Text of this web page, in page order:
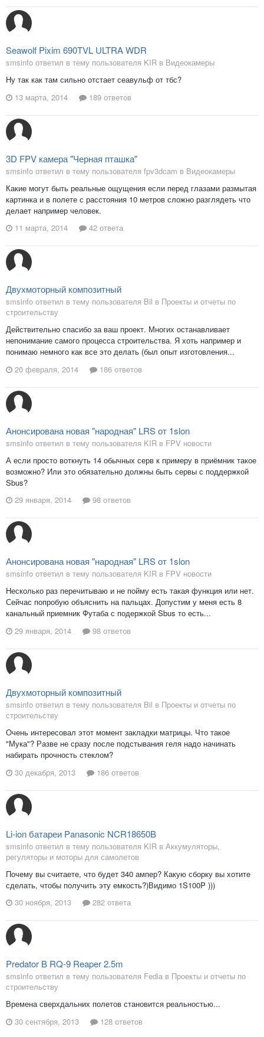
Seawolf Pixim 690TVL ULTRA WDR
smsinfo ответил в тему пользователя KIR в Видеокамеры
Ну так как там сильно отстает сеавульф от тбс?
13 марта, 2014
189 ответов
3D FPV камера "Черная пташка"
smsinfo ответил в тему пользователя fpv3dcam в Видеокамеры
Какие могут быть реальные ощущения если перед глазами размытая
картинка и в полете с расстояния 10 метров сложно разглядеть что
делает например человек.
11 марта, 2014
42 ответа
Двухмоторный композитный
smsinfo ответил в тему пользователя Bil в Проекты и отчеты по
строительству
Действительно спасибо за ваш проект. Многих останавливает
непонимание самого процесса строительства. Я хоть например и
понимаю немного как все это делать (был опыт изготовления...
20 февраля, 2014
186 ответов
Анонсирована новая "народная" LRS от 1slon
smsinfo ответил в тему пользователя KIR в FPV новости
А если просто воткнуть 14 обычных серв к примеру в приёмник такое
возможно? Или это обязательно должны быть сервы с поддержкой
Sbus?
29 января, 2014
98 ответов
Анонсирована новая "народная" LRS от 1slon
smsinfo ответил в тему пользователя KIR в FPV новости
Несколько раз перечитываю и не пойму есть такая функция или нет.
Сейчас попробую объяснить на пальцах. Допустим у меня есть 8
канальный приемник Футаба с подержкой Sbus то есть...
29 января, 2014
98 ответов
Двухмоторный композитный
smsinfo ответил в тему пользователя Bil в Проекты и отчеты по
строительству
Очень интересовал этот момент закладки матрицы. Что такое
"Мука"? Разве не сразу после подстывания геля надо начинать
набирать прочность стеклом?
30 декабря, 2013
186 ответов
Li-ion батареи Panasonic NCR18650B
smsinfo ответил в тему пользователя KIR в Аккумуляторы,
регуляторы и моторы для самолетов
Почему вы считаете, что будет 340 ампер? Какую сборку вы хотите
сделать, чтобы получить эту емкость?)Видимо 1S100P )))
30 ноября, 2013
282 ответа
Predator B RQ-9 Reaper 2.5m
smsinfo ответил в тему пользователя Fedia в Проекты и отчеты по
строительству
Времена сверхдальних полетов становится реальностью...
30 сентября, 2013
128 ответов